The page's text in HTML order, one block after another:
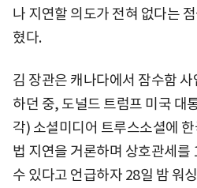
나 지연할 의도가 전혀 없다는
혔다.
김 장관은 캐나다에서 잠수함
하던 중, 도널드 트럼프 미국 대
각) 소셜미디어 트루스소셜에
법 지연을 거론하며 상호관세
수 있다고 언급하자 28일 밤 워